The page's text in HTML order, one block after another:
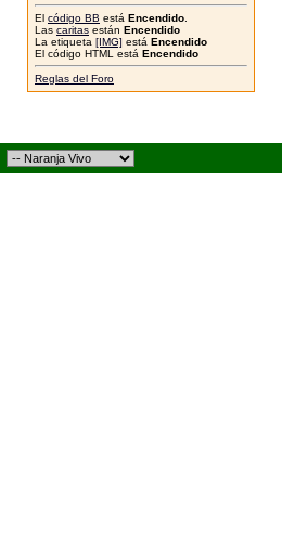
El código BB está Encendido
Las caritas están Encendido
La etiqueta [IMG] está Encendido
El código HTML está Encendido
Reglas del Foro